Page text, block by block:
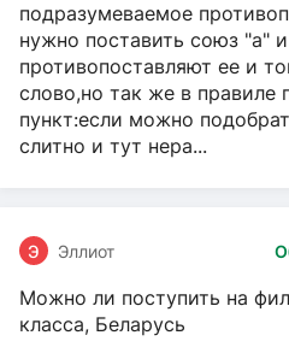
подразумеваемое
нужно поставить союз "а"
противопоставляют ее и
слово,но так же в правиле
пункт:если можно
слитно и тут нера...
Э Эллиот
Можно ли поступить на
класса, Беларусь